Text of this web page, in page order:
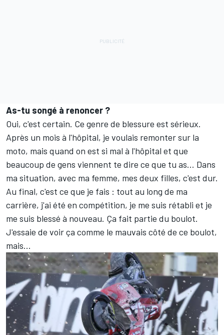
As-tu songé à renoncer ?
Oui, c'est certain. Ce genre de blessure est sérieux.
Après un mois à l'hôpital, je voulais remonter sur la
moto, mais quand on est si mal à l'hôpital et que
beaucoup de gens viennent te dire ce que tu as... Dans
ma situation, avec ma femme, mes deux filles, c'est dur.
Au final, c'est ce que je fais : tout au long de ma
carrière, j'ai été en compétition, je me suis rétabli et je
me suis blessé à nouveau. Ça fait partie du boulot.
J'essaie de voir ça comme le mauvais côté de ce boulot,
mais...